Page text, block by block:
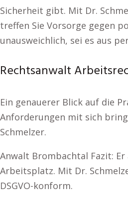
Sicherheit gibt. Mit Dr.
treffen Sie Vorsorge gegen
unausweichlich, sei es aus
Rechtsanwalt
Ein genauerer Blick auf die
Anforderungen mit sich
Schmelzer.
Anwalt Brombachtal Fazit:
Arbeitsplatz. Mit Dr.
DSGVO-konform.